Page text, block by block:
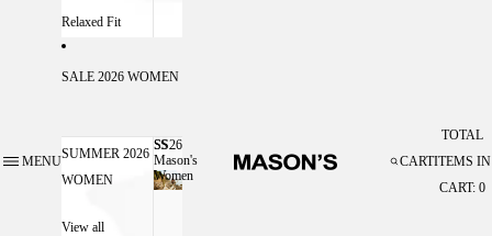
MENU
Relaxed Fit
SALE 2026 WOMEN
SUMMER 2026
WOMEN
View all
SS26
Mason's
Women
SS26 MASON'S WOMEN
CART
TOTAL
ITEMS IN
CART: 0